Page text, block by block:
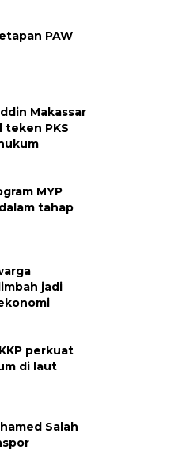
PAW
Makassar
teken PKS
MYP
tahap
jadi
perkuat
di laut
Salah